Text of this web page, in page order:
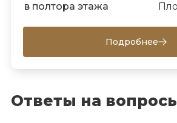
в полтора этажа
Подробнее
Ответы на